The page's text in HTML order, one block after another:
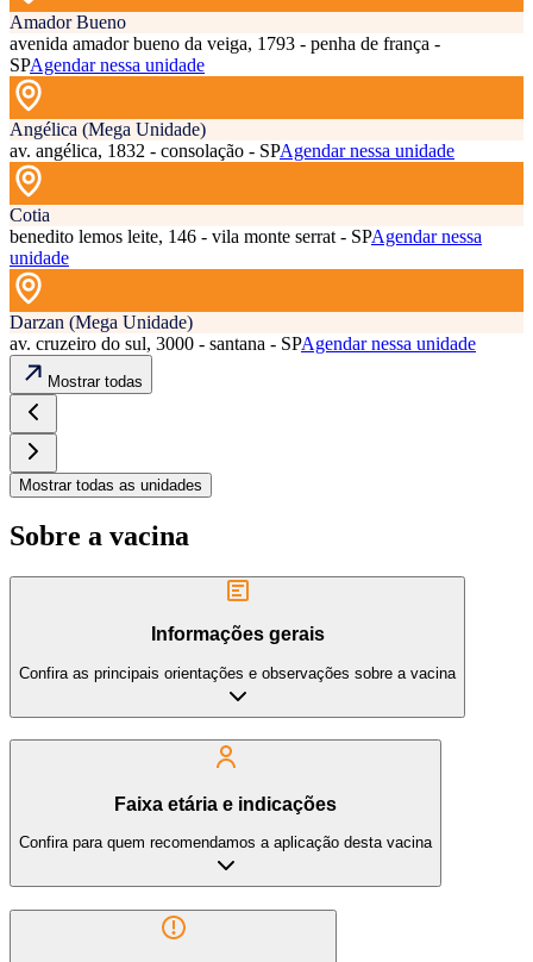
Amador Bueno
avenida amador bueno da veiga, 1793 - penha de frança -
SPAgendar nessa unidade
Angélica (Mega Unidade)
av. angélica, 1832 - consolação - SPAgendar nessa unidade
Cotia
benedito lemos leite, 146 - vila monte serrat - SPAgendar nessa
unidade
Darzan (Mega Unidade)
av. cruzeiro do sul, 3000 - santana - SPAgendar nessa unidade
Mostrar todas
Mostrar todas as unidades
Sobre a vacina
Informações gerais
Confira as principais orientações e observações sobre a vacina
Faixa etária e indicações
Confira para quem recomendamos a aplicação desta vacina